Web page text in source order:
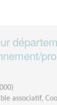
associatif,